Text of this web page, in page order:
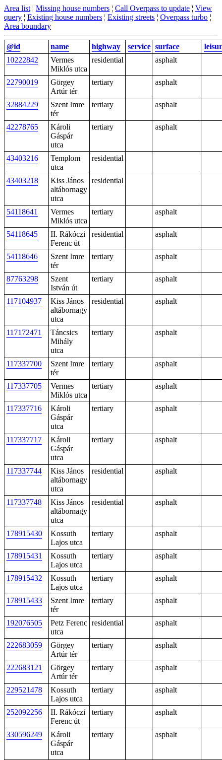
Area list ¦ Missing house numbers ¦ Call Overpass to update ¦ View
query ¦ Existing house numbers ¦ Existing streets ¦ Overpass turbo ¦
Area boundary
@id name highway service surface
10222842
Vermes
Miklós utca
residential asphalt
22790019
Görgey
Artúr tér
tertiary asphalt
32884229
Szent Imre
tér
tertiary asphalt
42278765
Károli
Gáspár
utca
tertiary asphalt
43403216
Templom
utca
residential
43403218
Kiss János
altábornagy
utca
residential
54118641
Vermes
Miklós utca
tertiary asphalt
54118645
II. Rákóczi
Ferenc út
residential asphalt
54118646
Szent Imre
tér
tertiary asphalt
87763298
Szent
István út
tertiary asphalt
117104937
Kiss János
altábornagy
utca
residential asphalt
117172471
Táncsics
Mihály
utca
tertiary asphalt
117337700
Szent Imre
tér
tertiary asphalt
117337705
Vermes
Miklós utca
tertiary asphalt
117337716
Károli
Gáspár
utca
tertiary asphalt
117337717
Károli
Gáspár
utca
tertiary asphalt
117337744
Kiss János
altábornagy
utca
residential asphalt
117337748
Kiss János
altábornagy
utca
residential asphalt
178915430
Kossuth
Lajos utca
tertiary asphalt
178915431
Kossuth
Lajos utca
tertiary asphalt
178915432
Kossuth
Lajos utca
tertiary asphalt
178915433
Szent Imre
tér
tertiary asphalt
192076505
Petz Ferenc
utca
residential asphalt
222683059
Görgey
Artúr tér
tertiary asphalt
222683121
Görgey
Artúr tér
tertiary asphalt
229521478
Kossuth
Lajos utca
tertiary asphalt
252092256
II. Rákóczi
Ferenc út
tertiary asphalt
330596249
Károli
Gáspár
utca
tertiary asphalt